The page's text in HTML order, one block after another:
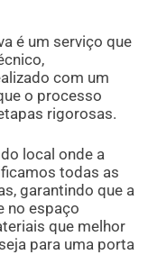
é um serviço que
com um
o processo
rigorosas.
local onde a
todas as
garantindo que a
no espaço
que melhor
para uma porta